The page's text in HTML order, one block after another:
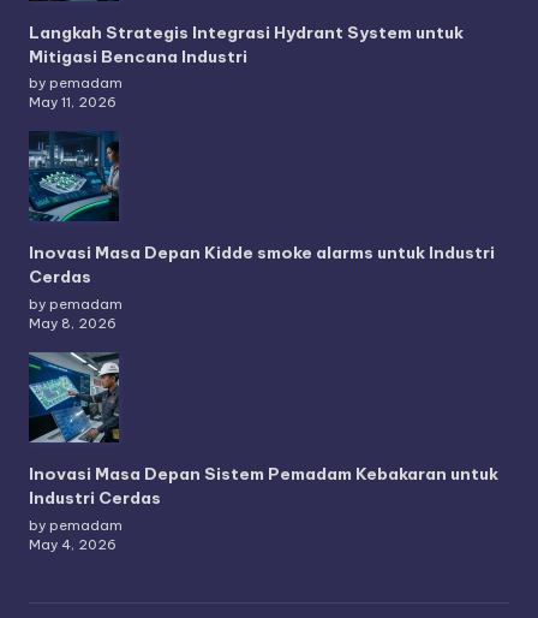
Langkah Strategis Integrasi Hydrant System untuk
Mitigasi Bencana Industri
by pemadam
May 11, 2026
Inovasi Masa Depan Kidde smoke alarms untuk Industri
Cerdas
by pemadam
May 8, 2026
Inovasi Masa Depan Sistem Pemadam Kebakaran untuk
Industri Cerdas
by pemadam
May 4, 2026